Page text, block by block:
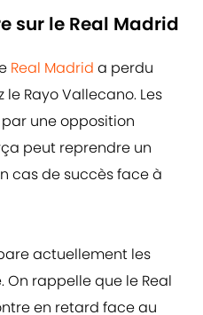
sur le Real Madrid
Real Madrid a perdu
Rayo Vallecano. Les
une opposition
peut reprendre un
cas de succès face à
actuellement les
On rappelle que le Real
en retard face au